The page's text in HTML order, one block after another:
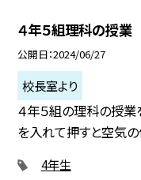
４年５組理科の授業
公開日 2024/06/27
校長室より
４年５組の理科の授
を入れて押すと空気
4年生